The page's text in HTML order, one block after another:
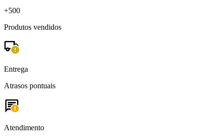
+500
Produtos vendidos
Entrega
Atrasos pontuais
Atendimento